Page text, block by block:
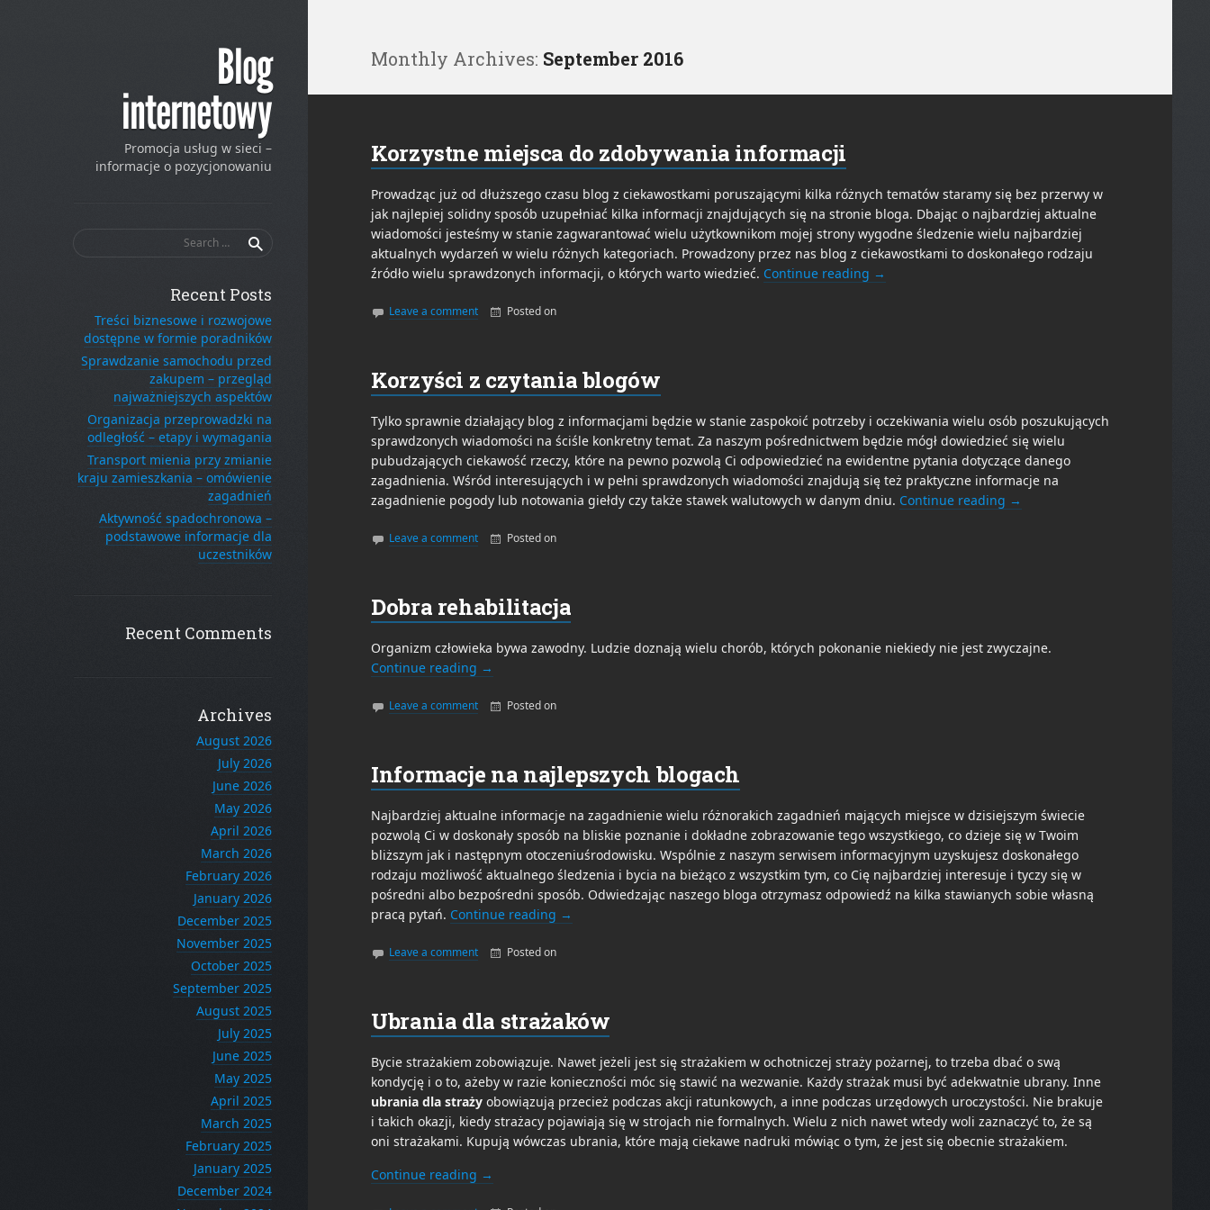
Blog
internetowy
Promocja usług w sieci –
informacje o pozycjonowaniu
Monthly Archives: September 2016
Korzystne miejsca do zdobywania informacji
Prowadząc już od dłuższego czasu blog z ciekawostkami poruszającymi kilka różnych tematów staramy się bez przerwy w
jak najlepiej solidny sposób uzupełniać kilka informacji znajdujących się na stronie bloga. Dbając o najbardziej aktualne
wiadomości jesteśmy w stanie zagwarantować wielu użytkownikom mojej strony wygodne śledzenie wielu najbardziej
aktualnych wydarzeń w wielu różnych kategoriach. Prowadzony przez nas blog z ciekawostkami to doskonałego rodzaju
źródło wielu sprawdzonych informacji, o których warto wiedzieć. Continue reading →
Leave a comment Posted on
Korzyści z czytania blogów
Tylko sprawnie działający blog z informacjami będzie w stanie zaspokoić potrzeby i oczekiwania wielu osób poszukujących
sprawdzonych wiadomości na ściśle konkretny temat. Za naszym pośrednictwem będzie mógł dowiedzieć się wielu
pubudzających ciekawość rzeczy, które na pewno pozwolą Ci odpowiedzieć na ewidentne pytania dotyczące danego
zagadnienia. Wśród interesujących i w pełni sprawdzonych wiadomości znajdują się też praktyczne informacje na
zagadnienie pogody lub notowania giełdy czy także stawek walutowych w danym dniu. Continue reading →
Leave a comment Posted on
Dobra rehabilitacja
Organizm człowieka bywa zawodny. Ludzie doznają wielu chorób, których pokonanie niekiedy nie jest zwyczajne.
Continue reading →
Leave a comment Posted on
Informacje na najlepszych blogach
Najbardziej aktualne informacje na zagadnienie wielu różnorakich zagadnień mających miejsce w dzisiejszym świecie
pozwolą Ci w doskonały sposób na bliskie poznanie i dokładne zobrazowanie tego wszystkiego, co dzieje się w Twoim
bliższym jak i następnym otoczeniuśrodowisku. Wspólnie z naszym serwisem informacyjnym uzyskujesz doskonałego
rodzaju możliwość aktualnego śledzenia i bycia na bieżąco z wszystkim tym, co Cię najbardziej interesuje i tyczy się w
pośredni albo bezpośredni sposób. Odwiedzając naszego bloga otrzymasz odpowiedź na kilka stawianych sobie własną
pracą pytań. Continue reading →
Leave a comment Posted on
Ubrania dla strażaków
Bycie strażakiem zobowiązuje. Nawet jeżeli jest się strażakiem w ochotniczej straży pożarnej, to trzeba dbać o swą
kondycję i o to, ażeby w razie konieczności móc się stawić na wezwanie. Każdy strażak musi być adekwatnie ubrany. Inne
ubrania dla straży obowiązują przecież podczas akcji ratunkowych, a inne podczas urzędowych uroczystości. Nie brakuje
i takich okazji, kiedy strażacy pojawiają się w strojach nie formalnych. Wielu z nich nawet wtedy woli zaznaczyć to, że są
oni strażakami. Kupują wówczas ubrania, które mają ciekawe nadruki mówiąc o tym, że jest się obecnie strażakiem.
Continue reading →
Recent Posts
Treści biznesowe i rozwojowe
dostępne w formie poradników
Sprawdzanie samochodu przed
zakupem – przegląd
najważniejszych aspektów
Organizacja przeprowadzki na
odległość – etapy i wymagania
Transport mienia przy zmianie
kraju zamieszkania – omówienie
zagadnień
Aktywność spadochronowa –
podstawowe informacje dla
uczestników
Recent Comments
Archives
August 2026
July 2026
June 2026
May 2026
April 2026
March 2026
February 2026
January 2026
December 2025
November 2025
October 2025
September 2025
August 2025
July 2025
June 2025
May 2025
April 2025
March 2025
February 2025
January 2025
December 2024